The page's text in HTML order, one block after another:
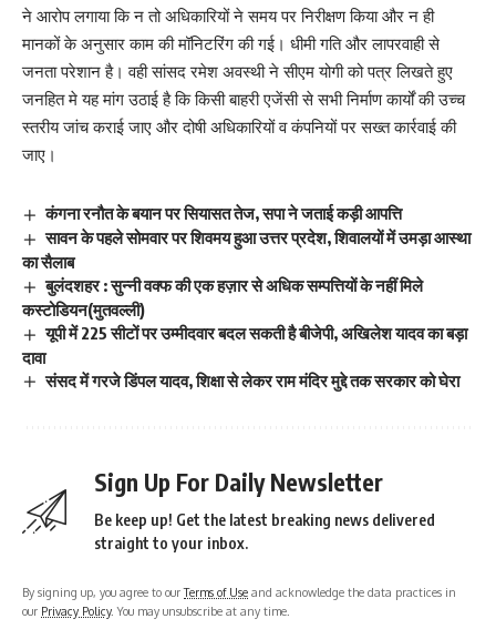
ने आरोप लगाया कि न तो अधिकारियों ने समय पर निरीक्षण किया और न ही
मानकों के अनुसार काम की मॉनिटरिंग की गई। धीमी गति और लापरवाही से
जनता परेशान है। वही सांसद रमेश अवस्थी ने सीएम योगी को पत्र लिखते हुए
जनहित मे यह मांग उठाई है कि किसी बाहरी एजेंसी से सभी निर्माण कार्यों की उच्च
स्तरीय जांच कराई जाए और दोषी अधिकारियों व कंपनियों पर सख्त कार्रवाई की
जाए।
कंगना रनौत के बयान पर सियासत तेज, सपा ने जताई कड़ी आपत्ति
सावन के पहले सोमवार पर शिवमय हुआ उत्तर प्रदेश, शिवालयों में उमड़ा आस्था
का सैलाब
बुलंदशहर : सुन्नी वक्फ की एक हज़ार से अधिक सम्पत्तियों के नहीं मिले
कस्टोडियन(मुतवल्ली)
यूपी में 225 सीटों पर उम्मीदवार बदल सकती है बीजेपी, अखिलेश यादव का बड़ा
दावा
संसद में गरजे डिंपल यादव, शिक्षा से लेकर राम मंदिर मुद्दे तक सरकार को घेरा
Sign Up For Daily Newsletter
Be keep up! Get the latest breaking news delivered
straight to your inbox.
By signing up, you agree to ourTerms of Use and acknowledge the data practices in
our Privacy Policy. You may unsubscribe at any time.